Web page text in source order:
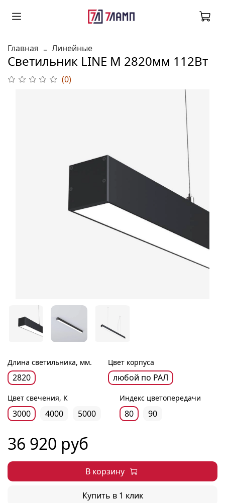
Главная Линейные
Светильник LINE M 2820мм 112Вт
(0)
Длина светильника, мм.
2820
Цвет корпуса
любой по РАЛ
Цвет свечения, К
3000 4000 5000
Индекс цветопередачи
80 90
36 920 руб
В корзину
Купить в 1 клик